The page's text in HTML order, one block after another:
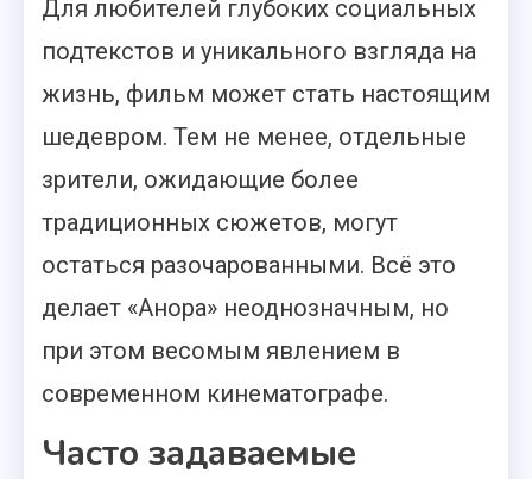
Для любителей глубоких социальных
подтекстов и уникального взгляда на
жизнь, фильм может стать настоящим
шедевром. Тем не менее, отдельные
зрители, ожидающие более
традиционных сюжетов, могут
остаться разочарованными. Всё это
делает «Анора» неоднозначным, но
при этом весомым явлением в
современном кинематографе.
Часто задаваемые